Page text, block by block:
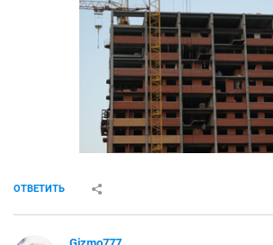
ОТВЕТИТЬ